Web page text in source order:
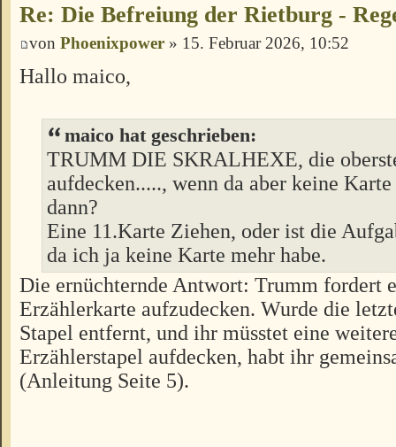
Re: Die Befreiung der Rietburg -
von Phoenixpower » 15. Februar 2026, 10:52
Hallo maico,
maico hat geschrieben:
TRUMM DIE SKRALHEXE, die
aufdecken....., wenn da aber keine
dann?
Eine 11.Karte Ziehen, oder ist die
da ich ja keine Karte mehr habe.
Die ernüchternde Antwort: Trumm fordert
Erzählerkarte aufzudecken. Wurde die
Stapel entfernt, und ihr müsstet eine
Erzählerstapel aufdecken, habt ihr
(Anleitung Seite 5).